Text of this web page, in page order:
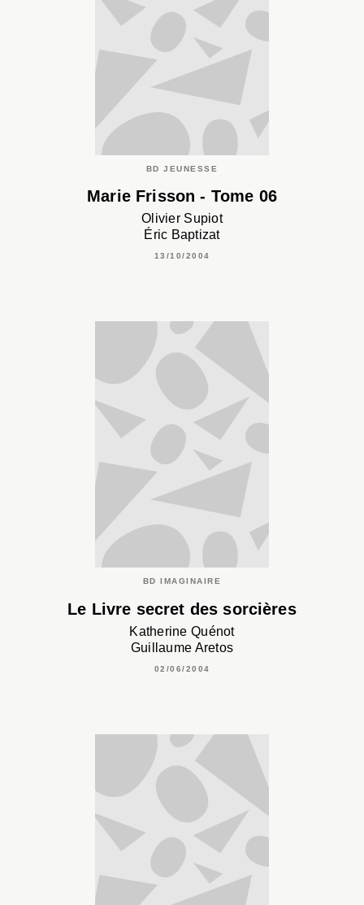
BD JEUNESSE
Marie Frisson - Tome 06
Olivier Supiot
Éric Baptizat
13/10/2004
BD IMAGINAIRE
Le Livre secret des sorcières
Katherine Quénot
Guillaume Aretos
02/06/2004